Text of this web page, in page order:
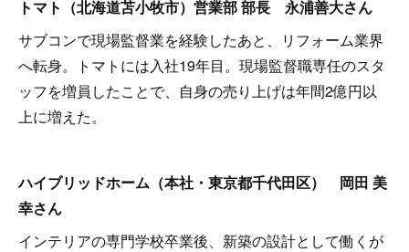
トマト（北海道苫小牧市）営業部 部長 永浦善大さん
サブコンで現場監督業を経験したあと、リフォーム業界
へ転身。トマトには入社19年目。現場監督職専任のスタ
ッフを増員したことで、自身の売り上げは年間2億円以
上に増えた。
ハイブリッドホーム（本社・東京都千代田区） 岡田 美
幸さん
インテリアの専門学校卒業後、新築の設計として働くが